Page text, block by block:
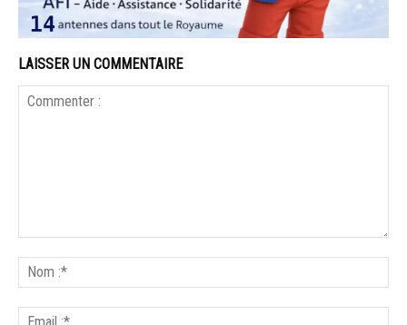
LAISSER UN COMMENTAIRE